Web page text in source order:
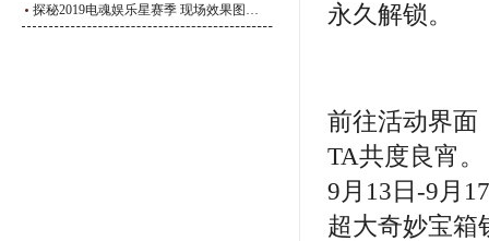
探秘2019电魂娱乐星赛季 现场效果图曝光
永久解锁。
前往活动界面
TA共度良宵。
9⽉13⽇-9⽉
超大奇妙宝箱